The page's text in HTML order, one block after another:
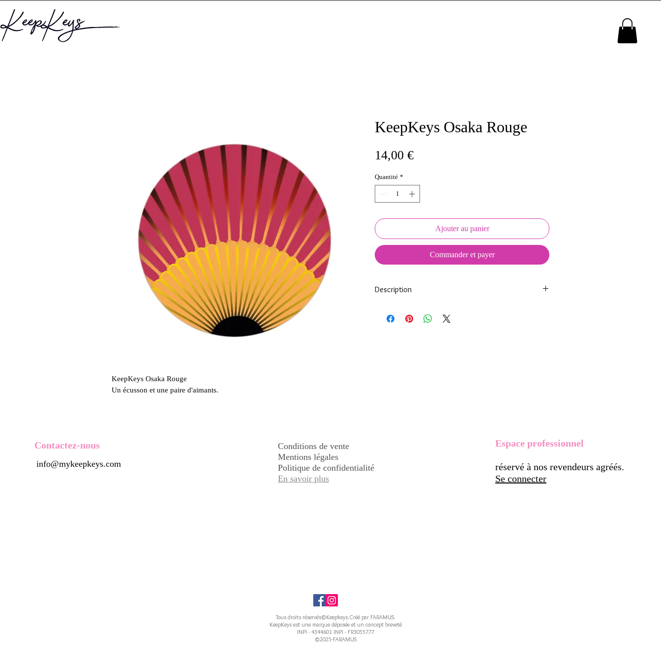
KeepKeys Osaka Rouge
Un écusson et une paire d'aimants.
KeepKeys Osaka Rouge
14,00 €Prix
Quantité *
Ajouter au panier
Commander et payer
Description
nos soins.
Contactez-nous
info@mykeepkeys.com
Conditions de vente
Mentions légales
Politique de confidentialité
En savoir plus
Espace professionnel
réservé à nos revendeurs agréés.
Se connecter
Tous droits réservés©Keepkeys.Créé par FARAMUS.
KeepKeys est une marque déposée et un concept breveté
INPI - 4344601 INPI - FR3055777
©2025-FARAMUS